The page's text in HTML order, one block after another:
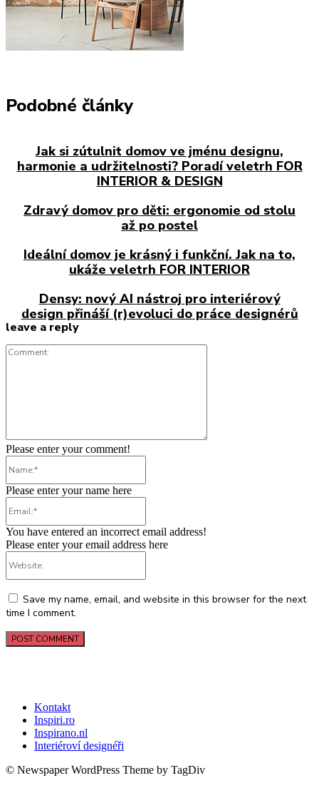
Podobné články
Jak si zútulnit domov ve jménu designu,
harmonie a udržitelnosti? Poradí veletrh FOR
INTERIOR & DESIGN
Zdravý domov pro děti: ergonomie od stolu
až po postel
Ideální domov je krásný i funkční. Jak na to,
ukáže veletrh FOR INTERIOR
Densy: nový AI nástroj pro interiérový
design přináší (r)evoluci do práce designérů
leave a reply
Please enter your comment!
Please enter your name here
You have entered an incorrect email address!
Please enter your email address here
Save my name, email, and website in this browser for the next
time I comment.
Kontakt
Inspiri.ro
Inspirano.nl
Interiéroví designéři
© Newspaper WordPress Theme by TagDiv